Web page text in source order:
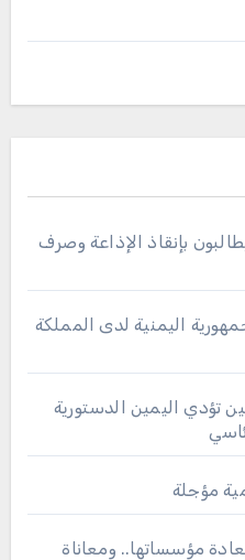
بإنقاذ الإذاعة وصرف
اليمنية لدى المملكة
تؤدي اليمين الدستورية
مؤجلة
مؤسساتها.. ومعاناة